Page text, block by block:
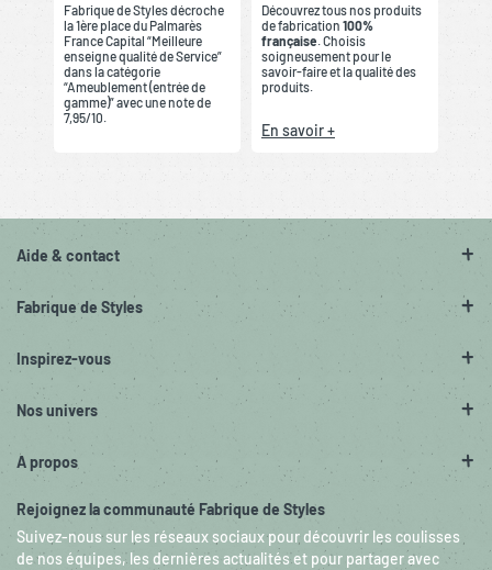
Fabrique de Styles décroche
la 1ère place du Palmarès
France Capital “Meilleure
enseigne qualité de Service”
dans la catégorie
“Ameublement (entrée de
gamme)” avec une note de
7,95/10.
Découvrez tous nos produits
de fabrication 100%
française . Choisis
soigneusement pour le
savoir-faire et la qualité des
produits.
En savoir +
Aide & contact
Fabrique de Styles
Inspirez-vous
Nos univers
A propos
Rejoignez la communauté Fabrique de Styles
Suivez-nous sur les réseaux sociaux pour découvrir les coulisses
de nos équipes, les dernières actualités et pour partager avec